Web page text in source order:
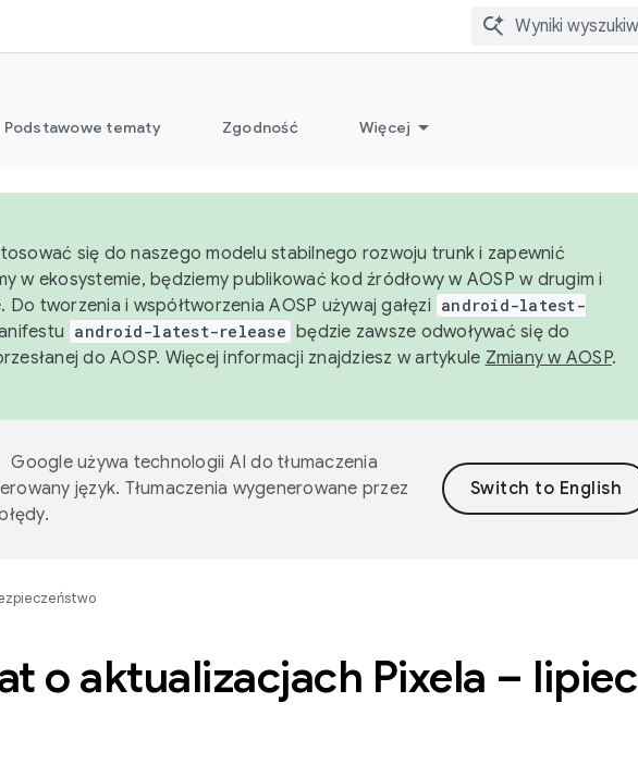
Podstawowe tematy Zgodność Więcej
się do naszego modelu stabilnego rozwoju trunk i zapewnić
w ekosystemie, będziemy publikować kod źródłowy w AOSP w drugim i
tworzenia i współtworzenia AOSP używaj gałęzi android-latest-
android-latest-release będzie zawsze odwoływać się do
do AOSP. Więcej informacji znajdziesz w artykule Zmiany w AOSP.
Google używa technologii AI do tłumaczenia
język. Tłumaczenia wygenerowane przez
o aktualizacjach Pixela – lipiec